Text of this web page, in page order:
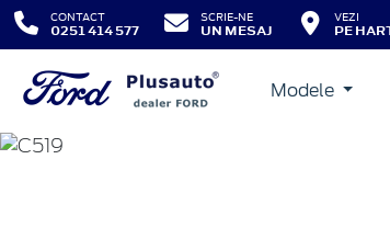
CONTACT
0251 414 577
SCRIE-NE
UN MESAJ
VEZI
PE
Modele
FOCUS